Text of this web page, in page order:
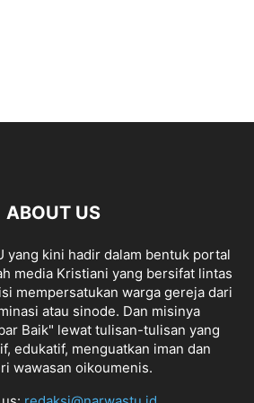
ABOUT US
yang kini hadir dalam bentuk portal
media Kristiani yang bersifat lintas
mempersatukan warga gereja dari
atau sinode. Dan misinya
Baik" lewat tulisan-tulisan yang
edukatif, menguatkan iman dan
wawasan oikoumenis.